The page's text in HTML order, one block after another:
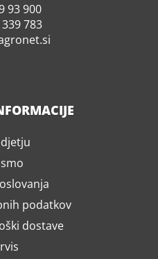
93 900
783
podatkov
dostave